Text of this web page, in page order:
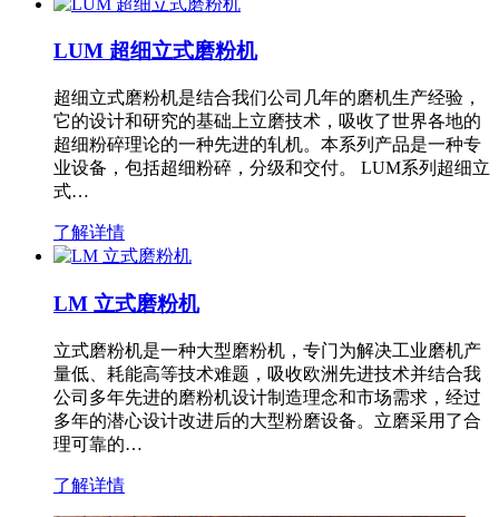
LUM 超细立式磨粉机
超细立式磨粉机是结合我们公司几年的磨机生产经验，
它的设计和研究的基础上立磨技术，吸收了世界各地的
超细粉碎理论的一种先进的轧机。本系列产品是一种专
业设备，包括超细粉碎，分级和交付。 LUM系列超细立
式…
了解详情
LM 立式磨粉机
立式磨粉机是一种大型磨粉机，专门为解决工业磨机产
量低、耗能高等技术难题，吸收欧洲先进技术并结合我
公司多年先进的磨粉机设计制造理念和市场需求，经过
多年的潜心设计改进后的大型粉磨设备。立磨采用了合
理可靠的…
了解详情